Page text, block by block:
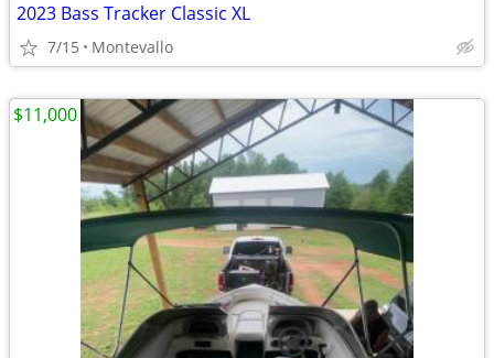
2023 Bass Tracker Classic XL
7/15 Montevallo
$11,000